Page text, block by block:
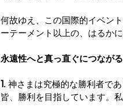
何故ゆえ、この国際的イベン
ーテーメント以上の、はるか
永遠性へと真っ直ぐにつなが
1. 神さまは究極的な勝利者で
皆、勝利を目指しています。